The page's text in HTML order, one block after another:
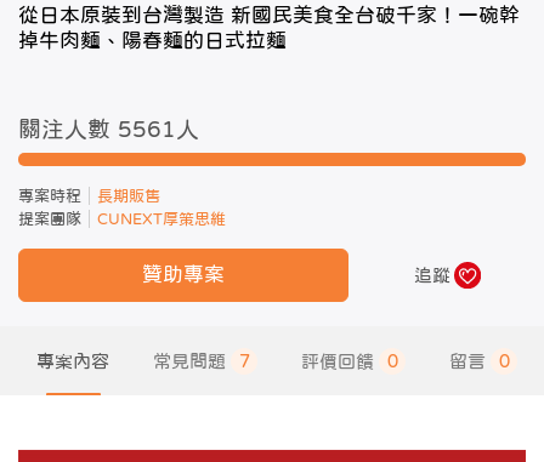
追蹤
從日本原裝到台灣製造 新國民美食全台破千家！一碗幹
掉牛肉麵、陽春麵的日式拉麵
關注人數 5561 人
專案時程
長期販售
提案團隊
CUNEXT厚策思維
贊助專案
專案內容 常見問題 7 評價回饋 0 留言 0